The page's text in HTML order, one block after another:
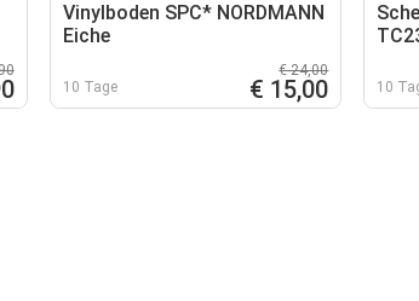
Vinylboden SPC* NORDMANN
Eiche
10 Tage
€ 24,00
€ 15,00 10